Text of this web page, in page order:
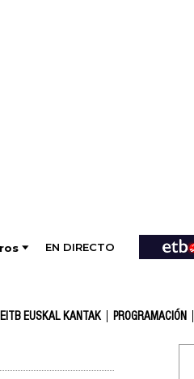
EN DIRECTO
EITB EUSKAL KANTAK PROGRAMACIÓN